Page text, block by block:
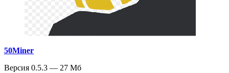
50Miner
Версия 0.5.3 — 27 Мб